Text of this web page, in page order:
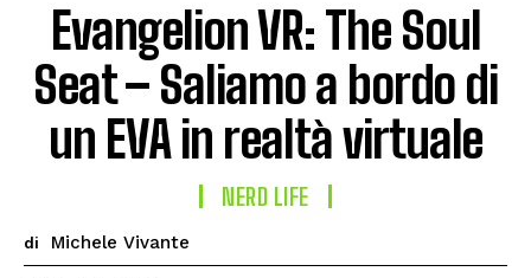
Evangelion VR: The Soul
Seat – Saliamo a bordo di
un EVA in realtà virtuale
NERD LIFE
di Michele Vivante